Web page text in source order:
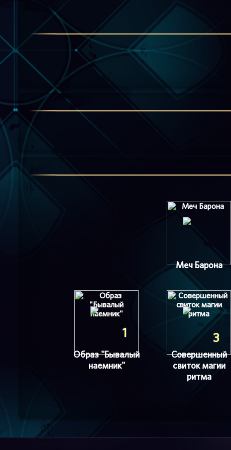
Меч Барона
1
Образ "Бывалый
наемник"
3
Совершенный
свиток магии
ритма